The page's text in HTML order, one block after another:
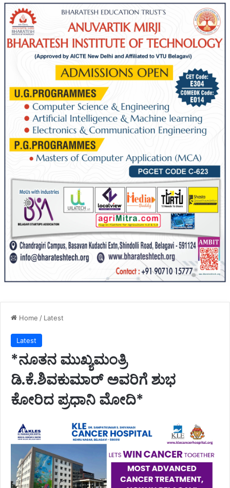
Home / Latest
Latest
*ನೂತನ ಮುಖ್ಯಮಂತ್ರಿ
ಡಿ.ಕೆ.ಶಿವಕುಮಾರ್ ಅವರಿಗೆ ಶುಭ
ಕೋರಿದ ಪ್ರಧಾನಿ ಮೋದಿ*